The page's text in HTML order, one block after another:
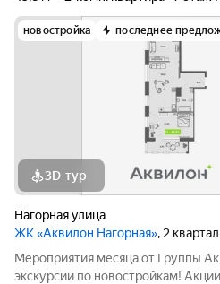
новостройка последнее
3D-тур
Нагорная улица
ЖК «Аквилон Нагорная», 2
Мероприятия месяца от Группы
экскурсии по новостройкам!